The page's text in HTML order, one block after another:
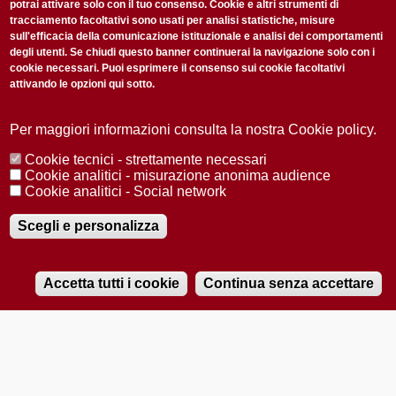
Audio
Accetto laPrivacy Policy
Redazione Copyright Privacy
Area stampa
© 2025 Università di Padova
Registrazione presso il Tribunale di Padova n. 2097/2012 del 18 giugno
2012
potrai attivare solo con il tuo consenso. Cookie e altri strumenti di
tracciamento facoltativi sono usati per analisi statistiche, misure
sull'efficacia della comunicazione istituzionale e analisi dei comportamenti
degli utenti. Se chiudi questo banner continuerai la navigazione solo con i
cookie necessari. Puoi esprimere il consenso sui cookie facoltativi
attivando le opzioni qui sotto.
Per maggiori informazioni consulta la nostra Cookie policy.
Cookie tecnici - strettamente necessari
Cookie analitici - misurazione anonima audience
Cookie analitici - Social network
Scegli e personalizza
Accetta tutti i cookie Continua senza accettare